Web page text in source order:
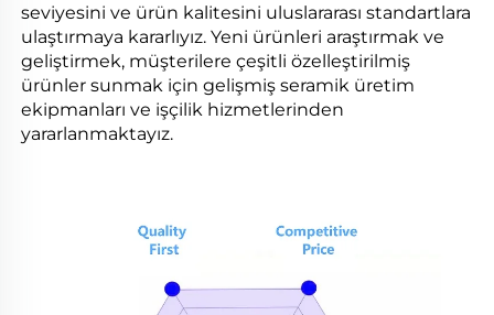
seviyesini ve ürün kalitesini uluslararası standartlara
ulaştırmaya kararlıyız. Yeni ürünleri araştırmak ve
geliştirmek, müşterilere çeşitli özelleştirilmiş
ürünler sunmak için gelişmiş seramik üretim
ekipmanları ve işçilik hizmetlerinden
yararlanmaktayız.